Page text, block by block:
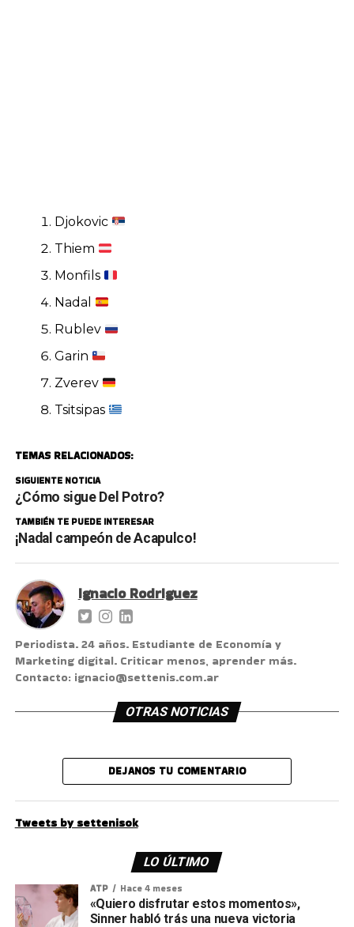
Djokovic
Thiem
Monfils
Nadal
Rublev
Garin
Zverev
Tsitsipas
TEMAS RELACIONADOS:
SIGUIENTE NOTICIA
¿Cómo sigue Del Potro?
TAMBIÉN TE PUEDE INTERESAR
¡Nadal campeón de Acapulco!
Ignacio Rodriguez
Periodista. 24 años. Estudiante de Economía y
Marketing digital. Criticar menos, aprender más.
Contacto: ignacio@settenis.com.ar
OTRAS NOTICIAS
DEJANOS TU COMENTARIO
Tweets by settenisok
LO ÚLTIMO
ATP Hace 4 meses
«Quiero disfrutar estos momentos»,
Sinner habló trás una nueva victoria